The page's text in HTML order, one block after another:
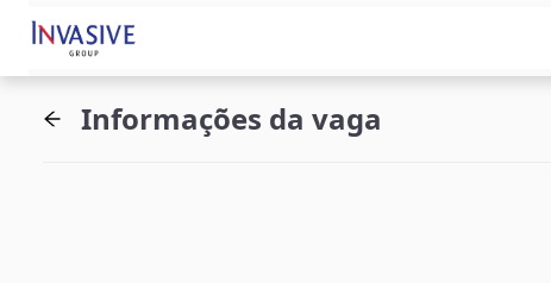
Informações da vaga